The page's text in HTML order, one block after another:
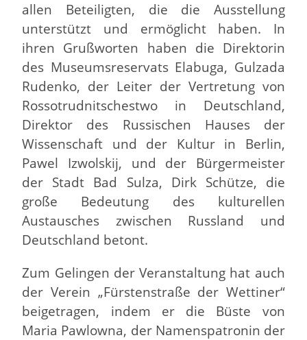
allen Beteiligten, die die Ausstellung
unterstützt und ermöglicht haben. In
ihren Grußworten haben die Direktorin
des Museumsreservats Elabuga, Gulzada
Rudenko, der Leiter der Vertretung von
Rossotrudnitschestwo in Deutschland,
Direktor des Russischen Hauses der
Wissenschaft und der Kultur in Berlin,
Pawel Izwolskij, und der Bürgermeister
der Stadt Bad Sulza, Dirk Schütze, die
große Bedeutung des kulturellen
Austausches zwischen Russland und
Deutschland betont.
Zum Gelingen der Veranstaltung hat auch
der Verein „Fürstenstraße der Wettiner“
beigetragen, indem er die Büste von
Maria Pawlowna, der Namenspatronin der